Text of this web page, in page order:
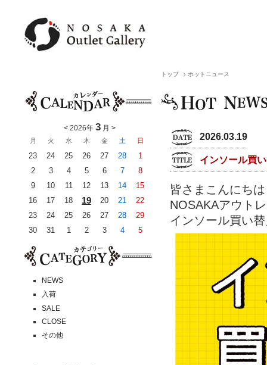
トップ ホットニュース
2026.03.19
インソール買
皆さまこんにち
NOSAKAアウト
インソール買い
<2026年 3月 >
月 火 水 木 金 土 日
23 24 25 26 27 28
1
2
3 4 5 6 7
8
9
10 11 12 13 14
15
16
17 18 19 20 21
22
23
24 25 26 27 28
29
30
31 1 2 3 4 5
NEWS
入荷
SALE
CLOSE
その他